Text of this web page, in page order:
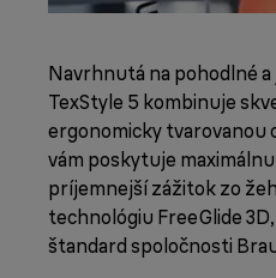
Navrhnutá na pohodlné
TexStyle 5 kombinuje
ergonomicky
vám poskytuje
príjemnejší zážitok zo
technológiu FreeGlide
štandard spoločnosti